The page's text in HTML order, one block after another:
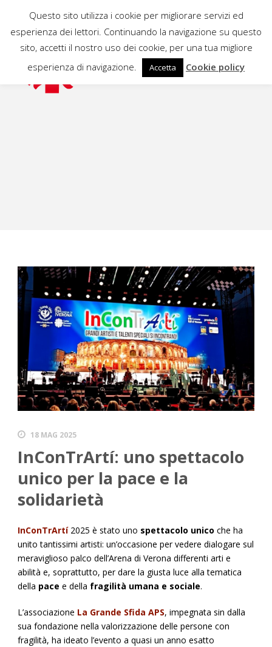
18 MAG 2025
InConTrArtí: uno spettacolo
unico per la pace e la
solidarietà
InConTrArtí2025 è stato uno spettacolo unico che ha
unito tantissimi artisti: un’occasione per vedere dialogare sul
meraviglioso palco dell’Arena di Verona differenti arti e
abilità e, soprattutto, per dare la giusta luce alla tematica
della pace e della fragilità umana e sociale.
L’associazione La Grande Sfida APS, impegnata sin dalla
sua fondazione nella valorizzazione delle persone con
fragilità, ha ideato l’evento a quasi un anno esatto
Questo sito utilizza i cookie per migliorare servizi ed
esperienza dei lettori. Continuando la navigazione su questo
sito, accetti il nostro uso dei cookie, per una tua migliore
esperienza di navigazione.
Accetta Cookie policy